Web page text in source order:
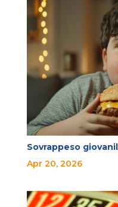
Sovrappeso
Apr 20, 2026